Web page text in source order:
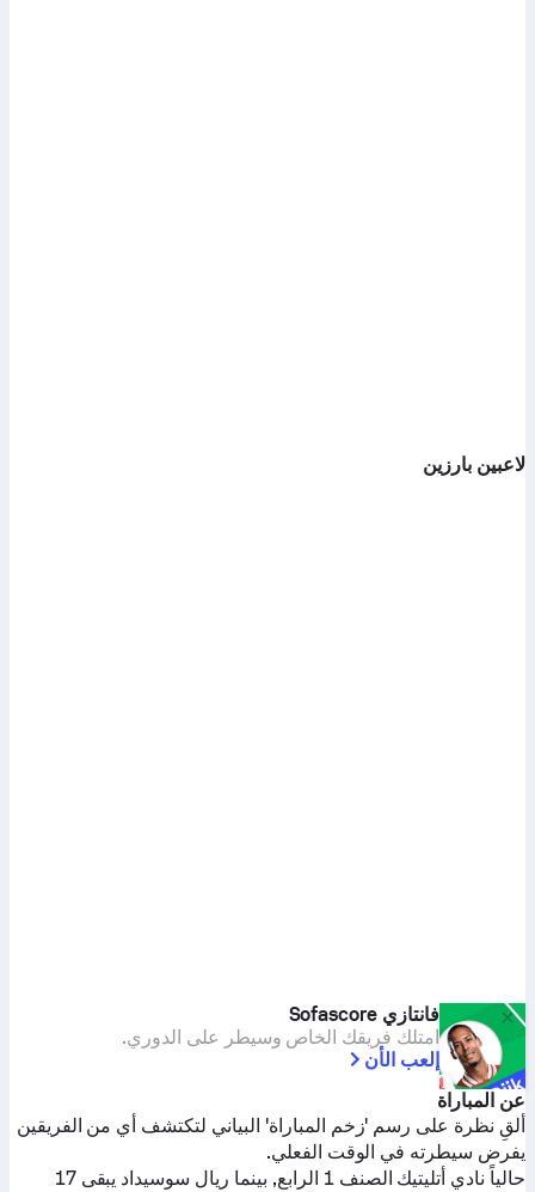
لاعبين بارزين
فانتازي Sofascore
امتلك فريقك الخاص وسيطر على الدوري.
إلعب الأن
عن المباراة
ألقِ نظرة على رسم 'زخم المباراة' البياني لتكتشف أي من الفريقين
يفرض سيطرته في الوقت الفعلي.
حالياً نادي أتليتيك الصنف 1 الرابع, بينما ريال سوسيداد
يبقى 17